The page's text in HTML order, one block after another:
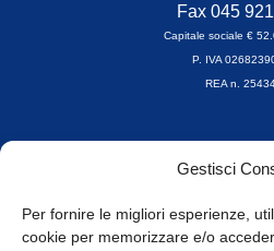
Gestisci
Per fornire le migliori esperienze,
cookie per memorizzare e/o
Fax 045
Capitale sociale €
P. IVA
REA n.
Orari di
8.30-13.00 /